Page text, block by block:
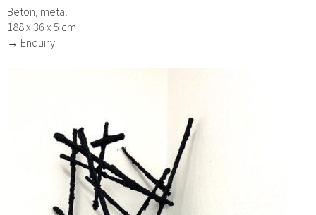
Beton, metal
188 x 36 x 5 cm
→ Enquiry